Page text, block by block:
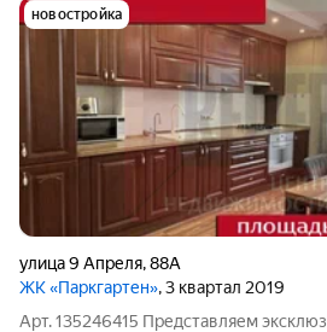
новостройка
улица 9 Апреля,88А
ЖК «Паркгартен», 3 квартал 2019
Арт. 135246415 Представляем